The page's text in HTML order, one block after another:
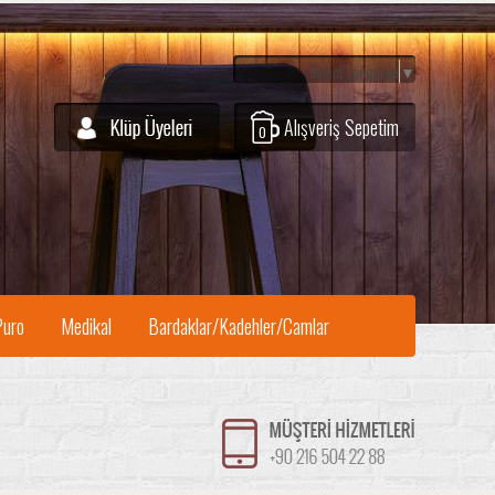
Alışveriş Sepetim
0
Select Language ▼
Medikal Bardaklar/Kadehler/Camlar